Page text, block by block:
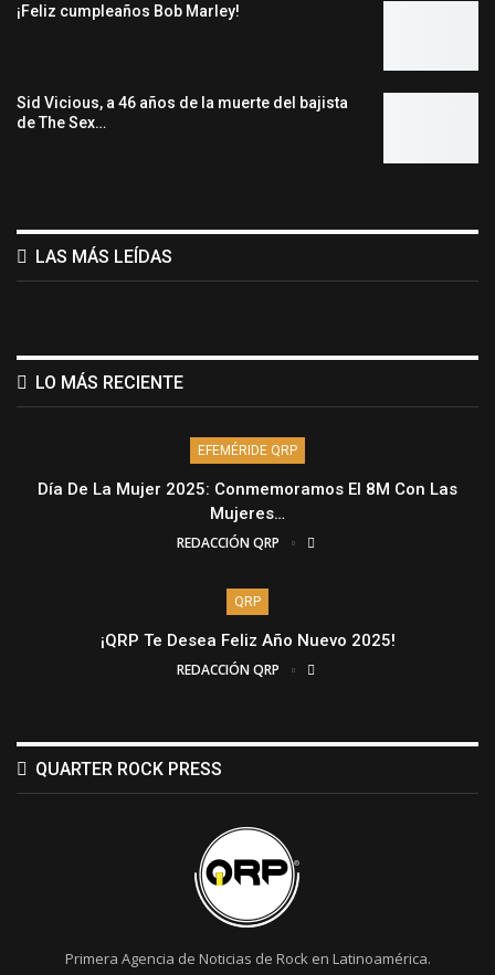
¡Feliz cumpleaños Bob Marley!
Sid Vicious, a 46 años de la muerte del bajista
de The Sex…
LAS MÁS LEÍDAS
LO MÁS RECIENTE
EFEMÉRIDE QRP
Día De La Mujer 2025: Conmemoramos El 8M Con Las
Mujeres…
REDACCIÓN QRP
QRP
¡QRP Te Desea Feliz Año Nuevo 2025!
REDACCIÓN QRP
QUARTER ROCK PRESS
Primera Agencia de Noticias de Rock en Latinoamérica.